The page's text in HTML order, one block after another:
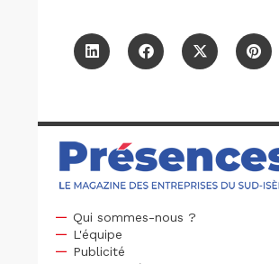
Qui sommes-nous ?
L'équipe
Publicité